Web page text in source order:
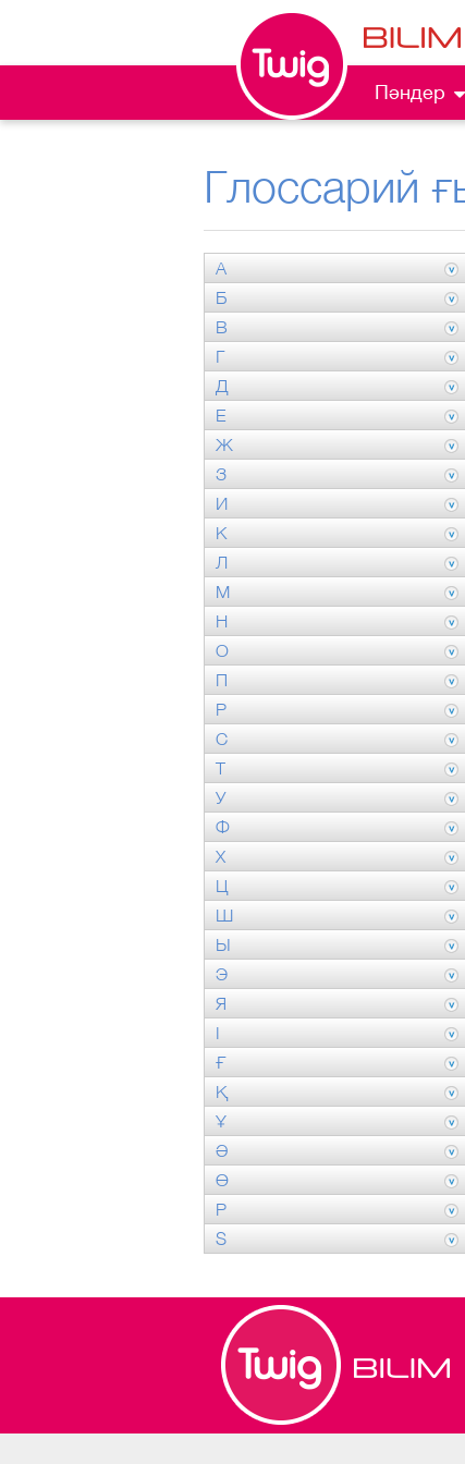
Пәндер
Глоссарий
А
Б
В
Г
Д
Е
Ж
З
И
К
Л
М
Н
О
П
Р
С
Т
У
Ф
Х
Ц
Ш
Ы
Э
Я
І
Ғ
Қ
Ұ
Ә
Ө
P
S